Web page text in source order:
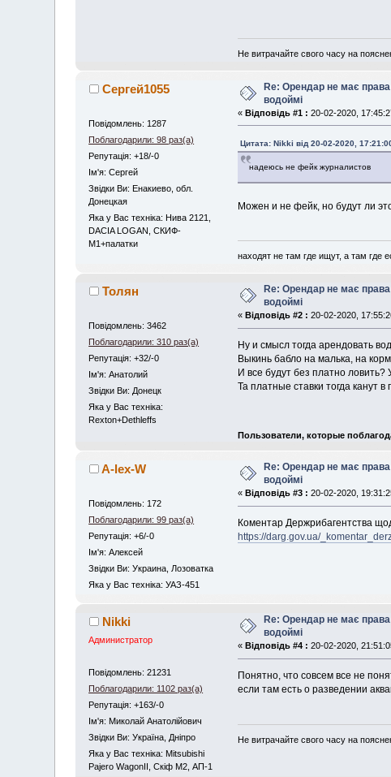
Не витрачайте свого часу на
Сергей1055
Повідомлень: 1287
Поблагодарили: 98 раз(а)
Репутація: +18/-0
Iм'я: Сергей
Звідки Ви: Енакиево, обл.
Донецкая
Яка у Вас техніка: Нива 2121,
DACIA LOGAN, СКИФ-
М1+палатки
Re: Орендар не має
водоймі
« Відповідь #1 : 20-02-2020,
Цитата: Nikki від 20-02-2020,
надеюсь не фейк журналистов
Можен и не фейк, но будут ли
находят не там где ищут, а там где
Толян
Повідомлень: 3462
Поблагодарили: 310 раз(а)
Репутація: +32/-0
Iм'я: Анатолий
Звідки Ви: Донецк
Яка у Вас техніка:
Rexton+Dethleffs
Re: Орендар не має
водоймі
« Відповідь #2 : 20-02-2020,
Ну и смысл тогда арендовать
Выкинь бабло на малька, на
И все будут без платно
Та платные ставки тогда
Пользователи, которые
A-lex-W
Повідомлень: 172
Поблагодарили: 99 раз(а)
Репутація: +6/-0
Iм'я: Алексей
Звідки Ви: Украина, Лозоватка
Яка у Вас техніка: УАЗ-451
Re: Орендар не має
водоймі
« Відповідь #3 : 20-02-2020,
Коментар Держрибагентства
https://darg.gov.ua/
Nikki
Администратор
Повідомлень: 21231
Поблагодарили: 1102 раз(а)
Репутація: +163/-0
Iм'я: Миколай Анатолійович
Звідки Ви: Україна, Дніпро
Яка у Вас техніка: Mitsubishi
Pajero WagonII, Скіф М2, АП-1
Re: Орендар не має
водоймі
« Відповідь #4 : 20-02-2020,
Понятно, что совсем все не
если там есть о разведении
Не витрачайте свого часу на